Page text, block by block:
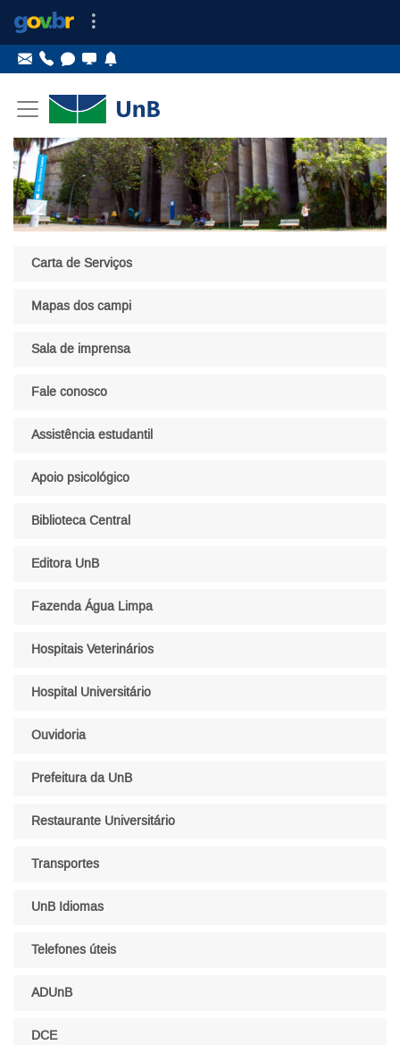
Carta de Serviços
Mapas dos campi
Sala de imprensa
Fale conosco
Assistência estudantil
Apoio psicológico
Biblioteca Central
Editora UnB
Fazenda Água Limpa
Hospitais Veterinários
Hospital Universitário
Ouvidoria
Prefeitura da UnB
Restaurante Universitário
Transportes
UnB Idiomas
Telefones úteis
ADUnB
DCE